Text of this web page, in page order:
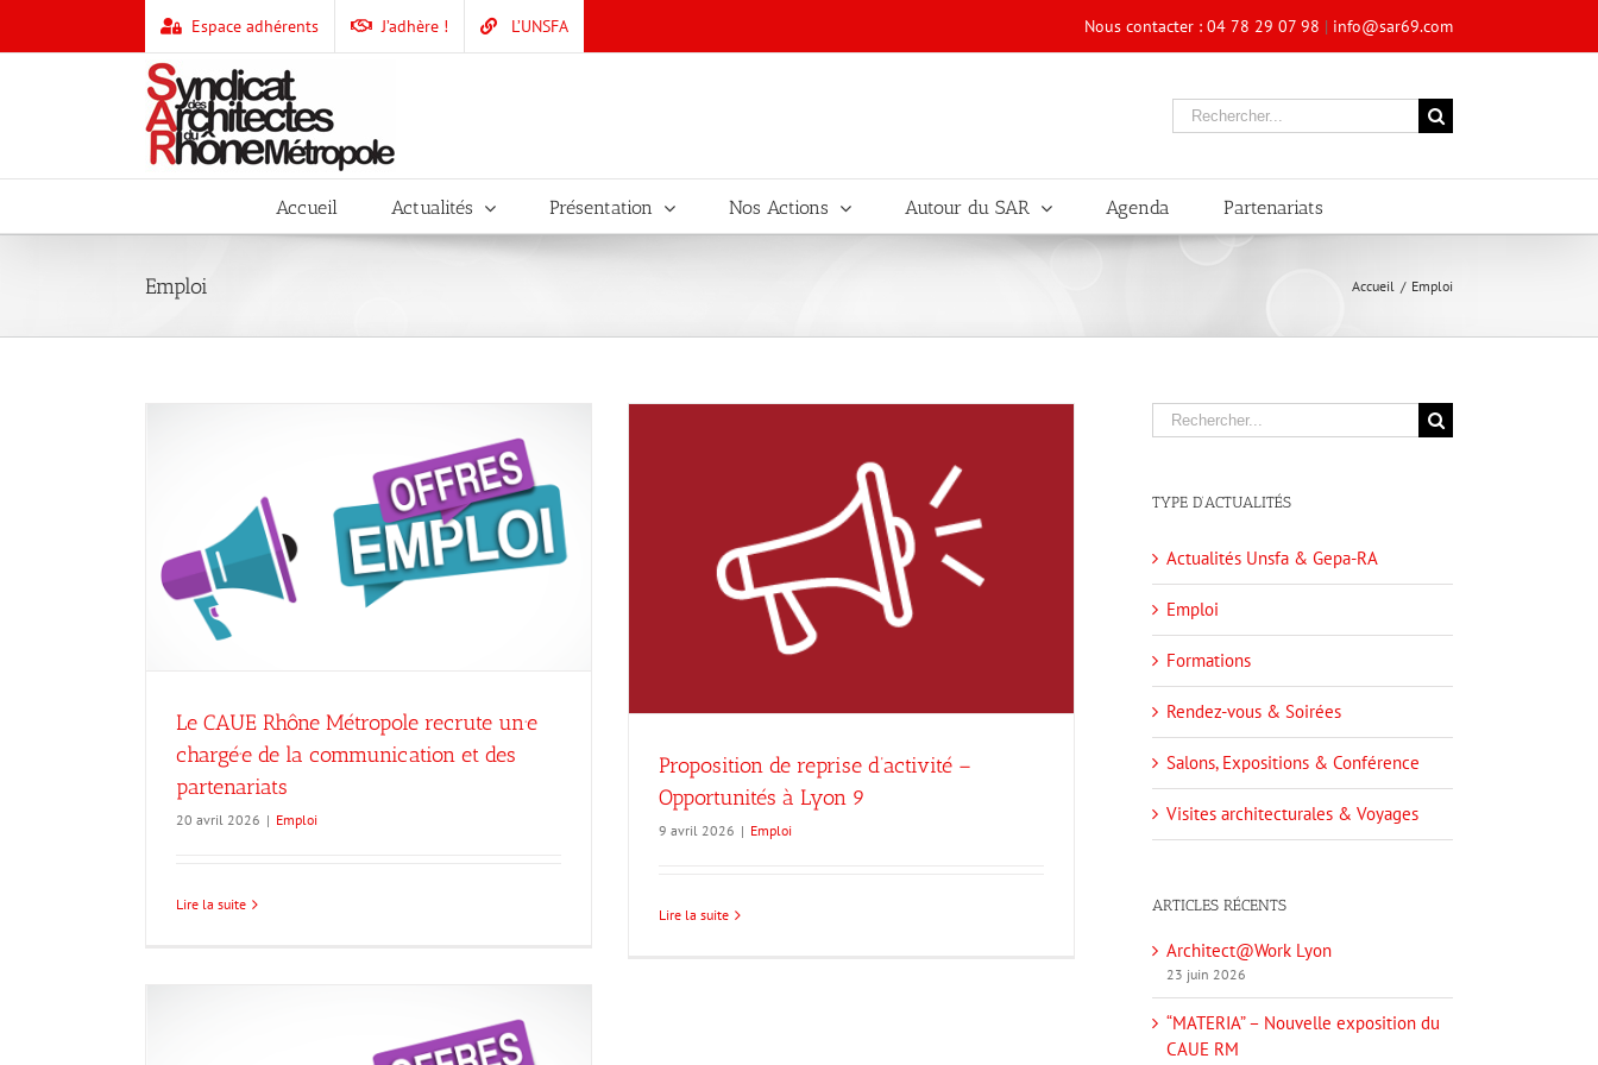
Espace adhérents J’adhère ! L’UNSFA Nous contacter : 04 78 29 07 98 | info@sar69.com
Rechercher
Accueil Actualités Présentation Nos Actions Autour du SAR Agenda Partenariats
Emploi Accueil / Emploi
Le CAUE Rhône Métropole recrute un·e
chargé·e de la communication et des
partenariats
20 avril 2026 | Emploi
Lire la suite
Proposition de reprise d’activité –
Opportunités à Lyon 9
Proposition de reprise d’activité –
Opportunités à Lyon 9
9 avril 2026 | Emploi
Lire la suite
Rechercher
TYPE D’ACTUALITÉS
Actualités Unsfa & Gepa-RA
Emploi
Formations
Rendez-vous & Soirées
Salons, Expositions & Conférence
Visites architecturales & Voyages
ARTICLES RÉCENTS
Architect@Work Lyon
23 juin 2026
“MATERIA” – Nouvelle exposition du
CAUE RM